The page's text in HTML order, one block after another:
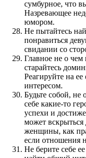
сумбурное, что
Назревающее
юмором.
Не пытайтесь
понравиться
свидании со
Главное не о чем
старайтесь
Реагируйте на
интересом.
Будьте собой, не
себе какие-то
успехи и
может
женщины, как
если отношения
Не берите себе